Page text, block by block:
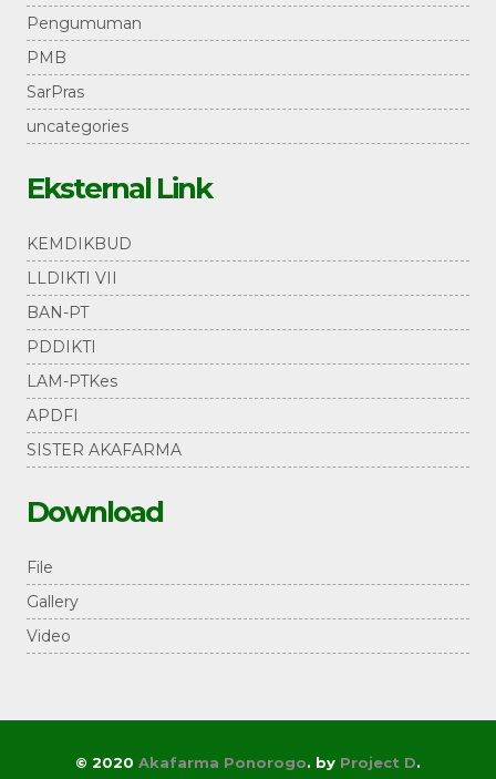
Pengumuman
PMB
SarPras
uncategories
Eksternal Link
KEMDIKBUD
LLDIKTI VII
BAN-PT
PDDIKTI
LAM-PTKes
APDFI
SISTER AKAFARMA
Download
File
Gallery
Video
© 2020 Akafarma Ponorogo. by Project D.